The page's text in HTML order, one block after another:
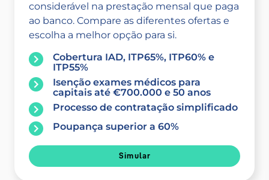
considerável na prestação mensal que paga
ao banco. Compare as diferentes ofertas e
escolha a melhor opção para si.
Cobertura IAD, ITP65%, ITP60% e
ITP55%
Isenção exames médicos para
capitais até €700.000 e 50 anos
Processo de contratação simplificado
Poupança superior a 60%
Simular